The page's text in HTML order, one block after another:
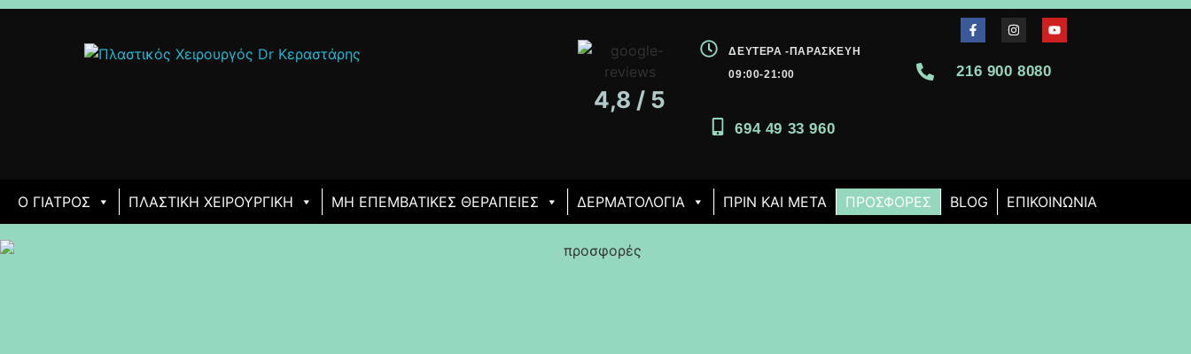
4,8 / 5
ΔΕΥΤΈΡΑ -ΠΑΡΑΣΚΕΥΉ
09:00-21:00
694 49 33 960
216 900 8080
Ο ΓΙΑΤΡΌΣ ΠΛΑΣΤΙΚΉ ΧΕΙΡΟΥΡΓΙΚΉ ΜΗ ΕΠΕΜΒΑΤΙΚΈΣ ΘΕΡΑΠΕΊΕΣ ΔΕΡΜΑΤΟΛΟΓΙΑ ΠΡΙΝ ΚΑΙ ΜΕΤΆ ΠΡΟΣΦΟΡΈΣ BLOG ΕΠΙΚΟΙΝΩΝΊΑ